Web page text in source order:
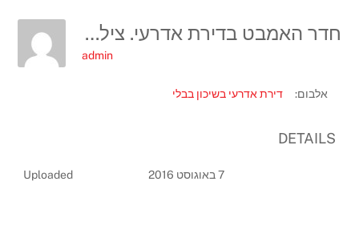
חדר האמבט בדירת אדרעי. צילום: גדעון לוין
admin
אלבום: דירת אדרעי בשיכון בבלי
DETAILS
Uploaded 7 באוגוסט 2016